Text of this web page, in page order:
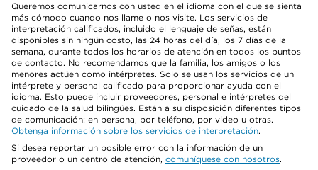
Queremos comunicarnos con usted en el idioma con el que se sienta
más cómodo cuando nos llame o nos visite. Los servicios de
interpretación calificados, incluido el lenguaje de señas, están
disponibles sin ningún costo, las 24 horas del día, los 7 días de la
semana, durante todos los horarios de atención en todos los puntos
de contacto. No recomendamos que la familia, los amigos o los
menores actúen como intérpretes. Solo se usan los servicios de un
intérprete y personal calificado para proporcionar ayuda con el
idioma. Esto puede incluir proveedores, personal e intérpretes del
cuidado de la salud bilingües. Están a su disposición diferentes tipos
de comunicación: en persona, por teléfono, por video u otras.
Obtenga información sobre los servicios de interpretación.
Si desea reportar un posible error con la información de un
proveedor o un centro de atención, comuníquese con nosotros.